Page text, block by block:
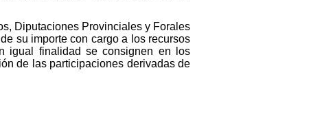
Diputaciones Provinciales y Forales
su importe con cargo a los recursos
igual finalidad se consignen en los
de las participaciones derivadas de